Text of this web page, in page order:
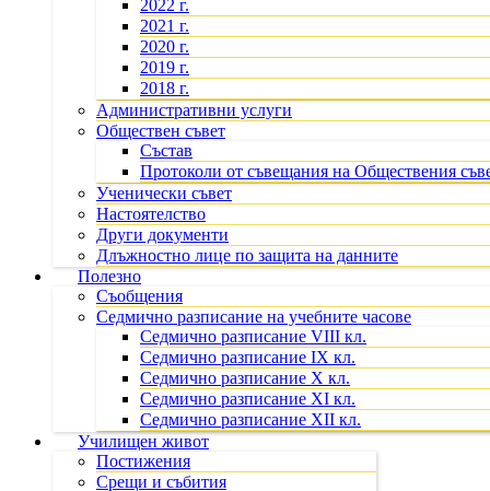
2022 г.
2021 г.
2020 г.
2019 г.
2018 г.
Административни услуги
Обществен съвет
Състав
Протоколи от съвещания на Обществения
Ученически съвет
Настоятелство
Други документи
Длъжностно лице по защита на данните
Полезно
Съобщения
Седмично разписание на учебните часове
Седмично разписание VIII кл.
Седмично разписание IX кл.
Седмично разписание X кл.
Седмично разписание XI кл.
Седмично разписание XII кл.
Училищен живот
Постижения
Срещи и събития